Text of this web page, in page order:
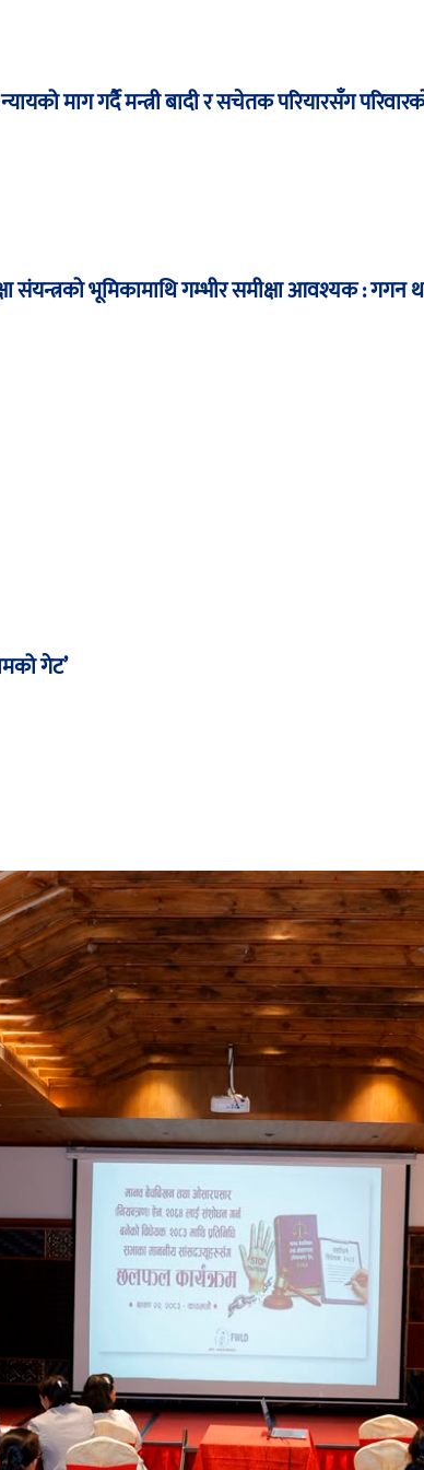
माग गर्दै मन्त्री बादी र सचेतक परियारसँग
संयन्त्रको भूमिकामाथि गम्भीर समीक्षा आवश्यक : गगन
गेट’